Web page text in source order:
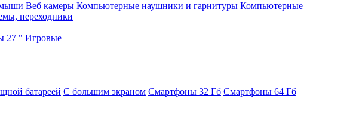
Веб камеры Компьютерные наушники и гарнитуры Компьютерные
переходники
27 " Игровые
батареей С большим экраном Смартфоны 32 Гб Смартфоны 64 Гб